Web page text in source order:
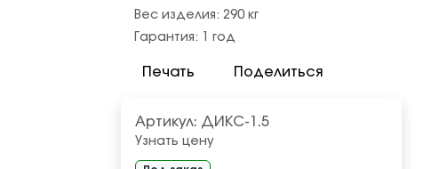
Вес изделия: 290 кг
Гарантия:
1 год
Печать Поделиться
Артикул: ДИКС-1.5
Узнать цену